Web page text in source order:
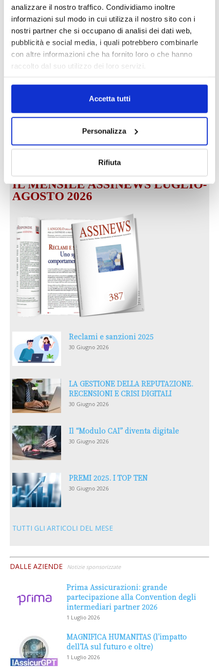
analizzare il nostro traffico. Condividiamo inoltre
informazioni sul modo in cui utilizza il nostro sito con i
nostri partner che si occupano di analisi dei dati web,
pubblicità e social media, i quali potrebbero combinarle
con altre informazioni che ha fornito loro o che hanno
raccolto dal suo utilizzo dei loro servizi.
Accetta tutti
Personalizza
Rifiuta
DALLE AZIENDENotizie sponsorizzate
partecipazione alla Convention degli
intermediari partner 2026
dell’IA sul futuro e oltre)
1 Luglio 2026
IL MENSILE ASSINEWS LUGLIO-
AGOSTO 2026
Reclami e sanzioni 2025
30 Giugno 2026
LA GESTIONE DELLA REPUTAZIONE.
RECENSIONI E CRISI DIGITALI
30 Giugno 2026
Il “Modulo CAI” diventa digitale
30 Giugno 2026
PREMI 2025. I TOP TEN
30 Giugno 2026
TUTTI GLI ARTICOLI DEL MESE
DALLE AZIENDE Notizie sponsorizzate
Prima Assicurazioni: grande
partecipazione alla Convention degli
intermediari partner 2026
1 Luglio 2026
MAGNIFICA HUMANITAS (l’impatto
dell’IA sul futuro e oltre)
1 Luglio 2026